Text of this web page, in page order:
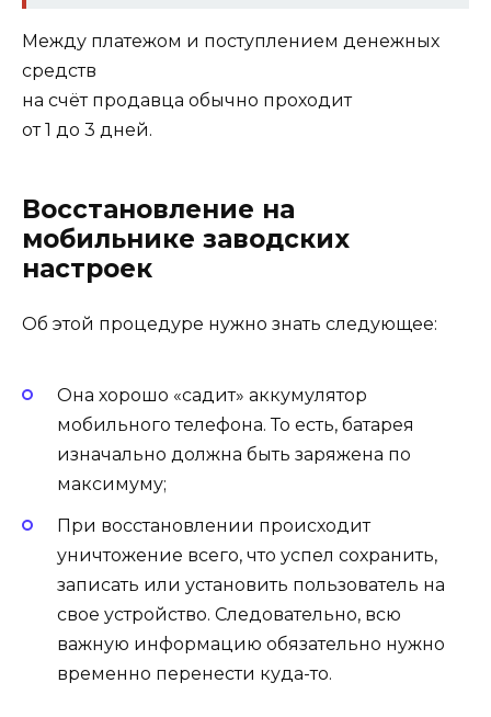
Между платежом и поступлением денежных
средств
на счёт продавца обычно проходит
от 1 до 3 дней.
Восстановление на
мобильнике заводских
настроек
Об этой процедуре нужно знать следующее:
Она хорошо «садит» аккумулятор
мобильного телефона. То есть, батарея
изначально должна быть заряжена по
максимуму;
При восстановлении происходит
уничтожение всего, что успел сохранить,
записать или установить пользователь на
свое устройство. Следовательно, всю
важную информацию обязательно нужно
временно перенести куда-то.